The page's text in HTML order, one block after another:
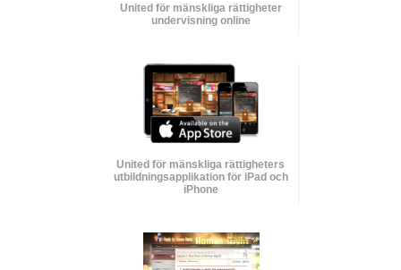
United för mänskliga rättigheter
undervisning online
United för mänskliga rättigheters
utbildnings­applikation för iPad och
iPhone